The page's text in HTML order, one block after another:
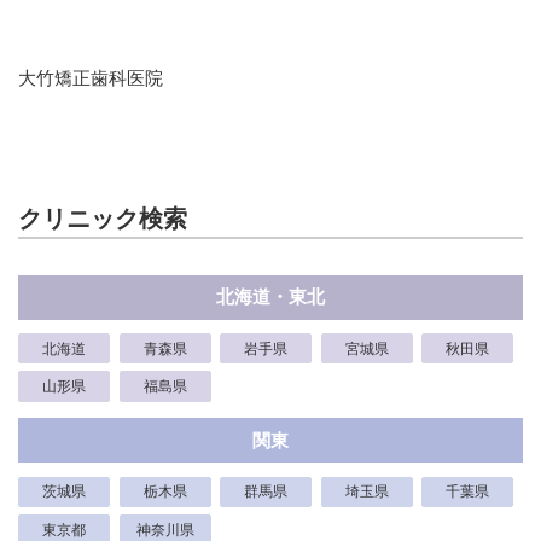
大竹矯正歯科医院
クリニック検索
北海道・東北
北海道 青森県 岩手県 宮城県 秋田県
山形県 福島県
関東
茨城県 栃木県 群馬県 埼玉県 千葉県
東京都 神奈川県